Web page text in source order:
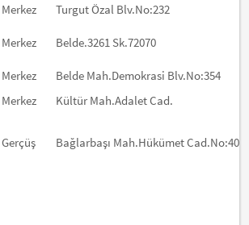
Merkez Turgut Özal Blv.No:232
Merkez Belde.3261 Sk.72070
Merkez
Belde Mah.Demokrasi Blv.No:354
Merkez Kültür Mah.Adalet Cad.
Gerçüş Bağlarbaşı Mah.Hükümet Cad.No:40